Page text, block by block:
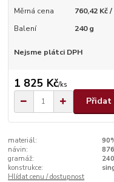
Měrná cena
760,42 Kč
Balení
240 g
Nejsme plátci DPH
1 825 Kč/ks
Přidat
materiál:
návin:
876
gramáž:
konstrukce:
Hlídat cenu / dostupnost